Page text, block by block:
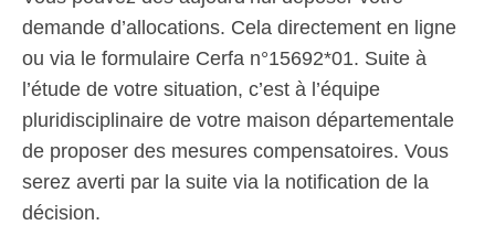
demande d’allocations. Cela directement en ligne
ou via le formulaire Cerfa n°15692*01. Suite à
l’étude de votre situation, c’est à l’équipe
pluridisciplinaire de votre maison départementale
de proposer des mesures compensatoires. Vous
serez averti par la suite via la notification de la
décision.